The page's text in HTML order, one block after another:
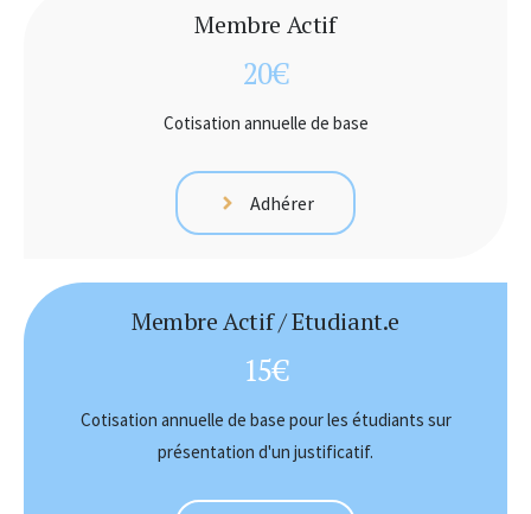
Membre Actif
20€
Cotisation annuelle de base
Adhérer
Membre Actif / Etudiant.e
15€
Cotisation annuelle de base pour les étudiants sur
présentation d'un justificatif.